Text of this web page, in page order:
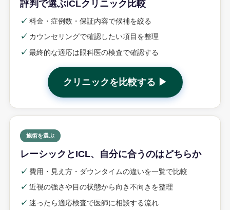
評判で選ぶICLクリニック比較
✓ 料金・症例数・保証内容で候補を絞る
✓ カウンセリングで確認したい項目を整理
✓ 最終的な適応は眼科医の検査で確認する
クリニックを比較する ▶
施術を選ぶ
レーシックとICL、自分に合うのはどちらか
✓ 費用・見え方・ダウンタイムの違いを一覧で比較
✓ 近視の強さや目の状態から向き不向きを整理
✓ 迷ったら適応検査で医師に相談する流れ